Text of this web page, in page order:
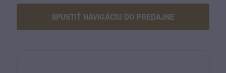
SPUSTIŤ NAVIGÁCIU DO PREDAJNE